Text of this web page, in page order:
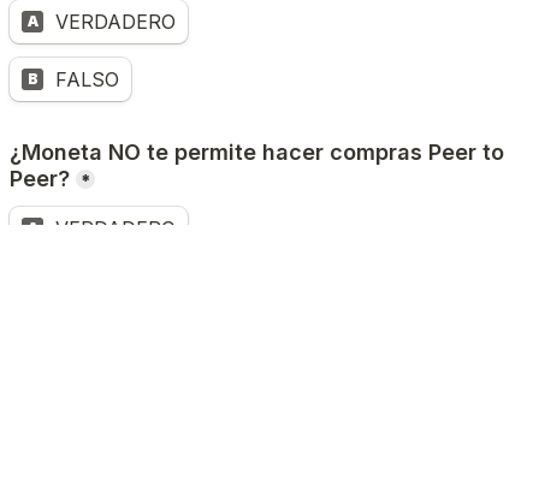
A VERDADERO
B FALSO
¿Moneta NO te permite hacer compras Peer to
Peer? *
A VERDADERO